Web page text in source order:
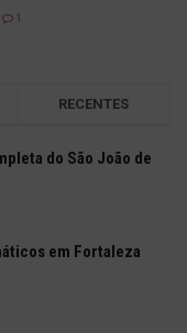
RECENTES
do São João de
em Fortaleza